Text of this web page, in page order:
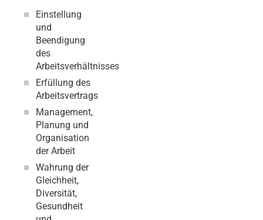
Einstellung
und
Beendigung
des
Arbeitsverhältnisses
Erfüllung des
Arbeitsvertrags
Management,
Planung und
Organisation
der Arbeit
Wahrung der
Gleichheit,
Diversität,
Gesundheit